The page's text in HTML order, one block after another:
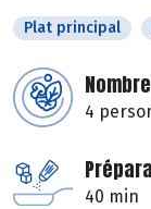
Plat principal
4
40 min